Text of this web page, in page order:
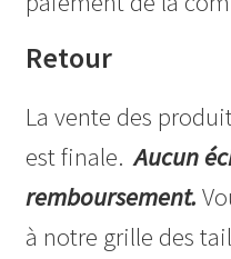
Retour
La vente des
est finale.Aucun
remboursement.
à notre grille des